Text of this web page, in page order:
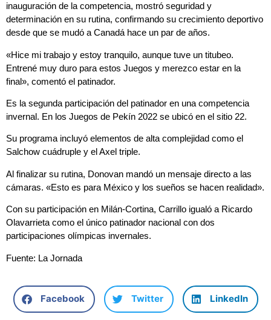
inauguración de la competencia, mostró seguridad y
determinación en su rutina, confirmando su crecimiento deportivo
desde que se mudó a Canadá hace un par de años.
«Hice mi trabajo y estoy tranquilo, aunque tuve un titubeo.
Entrené muy duro para estos Juegos y merezco estar en la
final», comentó el patinador.
Es la segunda participación del patinador en una competencia
invernal. En los Juegos de Pekín 2022 se ubicó en el sitio 22.
Su programa incluyó elementos de alta complejidad como el
Salchow cuádruple y el Axel triple.
Al finalizar su rutina, Donovan mandó un mensaje directo a las
cámaras. «Esto es para México y los sueños se hacen realidad».
Con su participación en Milán-Cortina, Carrillo igualó a Ricardo
Olavarrieta como el único patinador nacional con dos
participaciones olímpicas invernales.
Fuente: La Jornada
Facebook Twitter LinkedIn